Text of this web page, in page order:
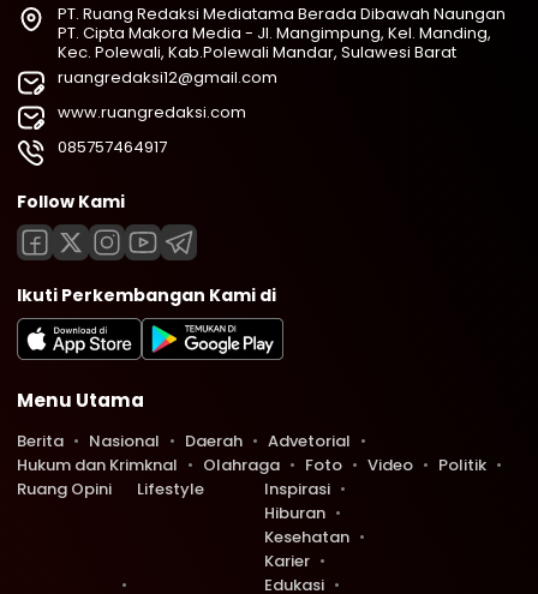
PT. Ruang Redaksi Mediatama Berada Dibawah Naungan
PT. Cipta Makora Media - Jl. Mangimpung, Kel. Manding,
Kec. Polewali, Kab.Polewali Mandar, Sulawesi Barat
ruangredaksi12@gmail.com
www.ruangredaksi.com
085757464917
Follow Kami
Ikuti Perkembangan Kami di
Menu Utama
Berita Nasional Daerah
Advetorial
Hukum dan Krimknal
Olahraga Foto Video
Politik
Ruang Opini
Lifestyle
Inspirasi
Hiburan
Kesehatan
Karier
Edukasi